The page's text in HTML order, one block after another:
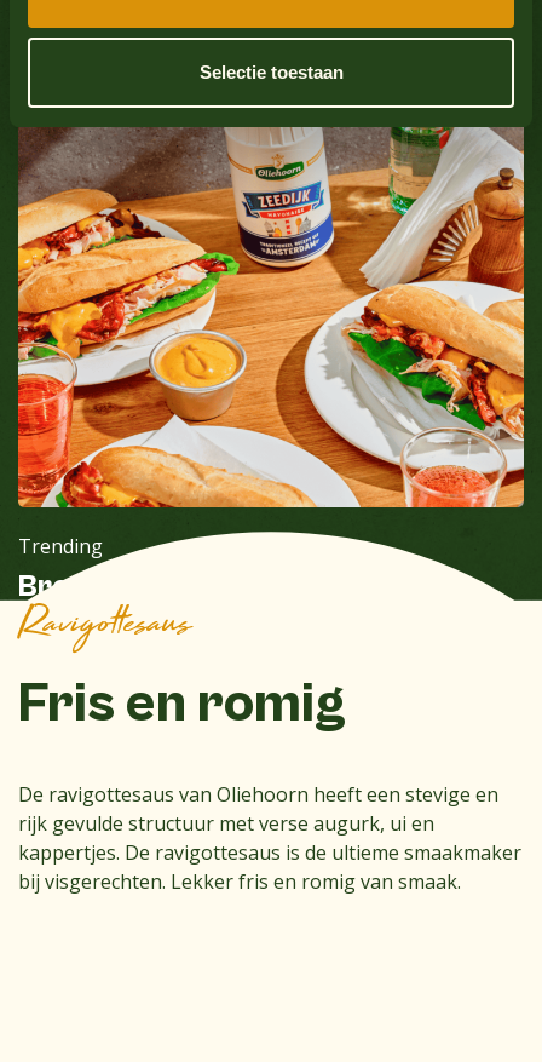
Selectie toestaan
Trending
Broodje Zeedijk
Ravigottesaus
Fris en romig
De ravigottesaus van Oliehoorn heeft een stevige en
rijk gevulde structuur met verse augurk, ui en
kappertjes. De ravigottesaus is de ultieme smaakmaker
bij visgerechten. Lekker fris en romig van smaak.
Nee
Bekijk alle producten
Bekijk alle producten